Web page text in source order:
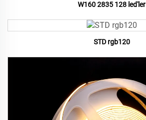
W160 2835 128 led'ler
STD rgb120